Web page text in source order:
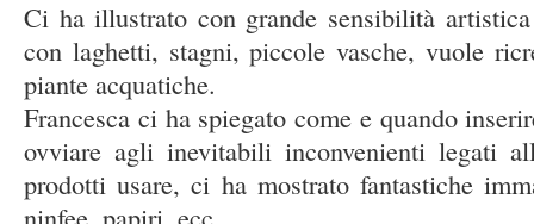
Ci ha illustrato con grande sensibilità
con laghetti, stagni, piccole vasche, vuole
piante acquatiche.
Francesca ci ha spiegato come e quando
ovviare agli inevitabili inconvenienti legati
prodotti usare, ci ha mostrato fantastiche
ninfee, papiri, ecc.